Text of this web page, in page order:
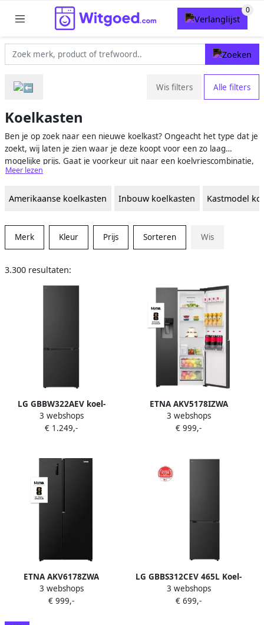
Wis filters Alle filters
Koelkasten
Ben je op zoek naar een nieuwe koelkast? Ongeacht het type dat je
zoekt, wij laten je zien waar je deze koopt voor een zo laag
mogelijke prijs. Gaat je voorkeur uit naar een koelvriescombinatie,
een Amerikaanse koelkast of wellicht een minikoelkast? In een
webshops en merken samen. Zo weet je zeker dat je niets over het
koelkasten.
Meer lezen
Amerikaanse koelkasten Inbouw koelkasten Kastmodel
Merk Kleur Prijs Sorteren Wis
3.300 resultaten:
LG GBBW322AEV koel-
vriescombinatie Vrijstaand
466 l Zwart
3 webshops
€ 1.249,-
ETNA AKV5178IZWA
Amerikaanse koelkast No-
Frost 178 cm hoog 528 liter
Geluidsniveau 40 dB LED
Display IJs- en
3 webshops
€ 999,-
ETNA AKV6178ZWA
Amerikaanse koelkast No-
Frost 178 cm hoog 544 liter
3 webshops
€ 999,-
LG GBBS312CEV 465L Koel-
vriescombinatie Essence
Zwart Staal Smart
3 webshops
€ 699,-